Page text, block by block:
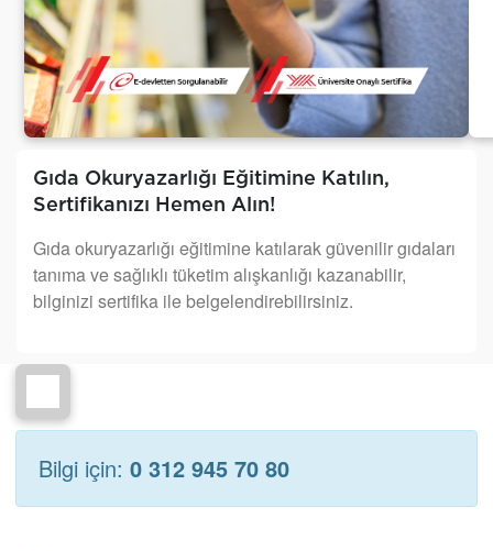
Gıda Okuryazarlığı Eğitimine Katılın,
Sertifikanızı Hemen Alın!
Gıda okuryazarlığı eğitimine katılarak güvenilir gıdaları
tanıma ve sağlıklı tüketim alışkanlığı kazanabilir,
bilginizi sertifika ile belgelendirebilirsiniz.
Bilgi için: 0 312 945 70 80